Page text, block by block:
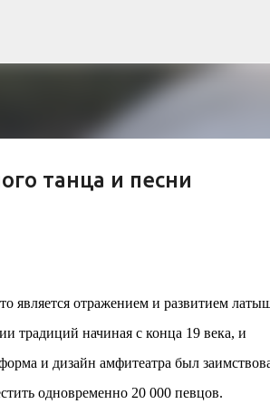
биомимикрии
бывшей пехотной школы
архитектуры в
из которых 17 — социального
включая 11 доступных, площадь 2 845
норм пожарной безопасности,
проекта был подтвержден победой в
танца и песни
является отражением и развитием
традиций начиная с конца 19 века, и
и дизайн амфитеатра был
одновременно 20 000 певцов.